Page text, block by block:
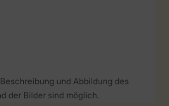
und Abbildung des
der Bilder sind möglich.